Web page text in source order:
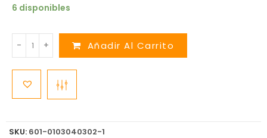
6 disponibles
- + Añadir Al Carrito
SKU: 601-0103040302-1